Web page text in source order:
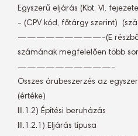
Egyszerű eljárás (Kbt. VI.
- (CPV kód, főtárgy szerint)
—————————-(E részből a
számának megfelelően több
——————————-
Összes árubeszerzés az
(értéke)
III.1.2) Építési beruházás
III.1.2.1) Eljárás típusa